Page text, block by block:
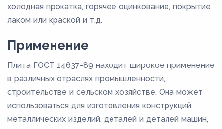
холодная прокатка, горячее оцинкование, покрытие
лаком или краской и т.д.
Применение
Плита ГОСТ 14637-89 находит широкое применение
в различных отраслях промышленности,
строительстве и сельском хозяйстве. Она может
использоваться для изготовления конструкций,
металлических изделий, деталей и деталей машин,